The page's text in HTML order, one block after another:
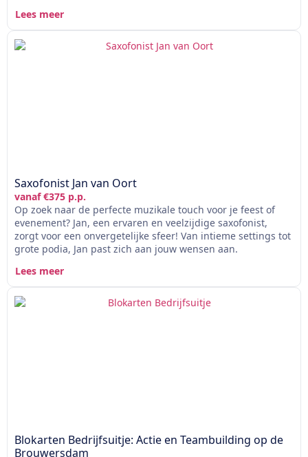
Lees meer
Saxofonist Jan van Oort
vanaf €375 p.p.
Op zoek naar de perfecte muzikale touch voor je feest of
evenement? Jan, een ervaren en veelzijdige saxofonist,
zorgt voor een onvergetelijke sfeer! Van intieme settings tot
grote podia, Jan past zich aan jouw wensen aan.
Lees meer
Blokarten Bedrijfsuitje: Actie en Teambuilding op de
Brouwersdam